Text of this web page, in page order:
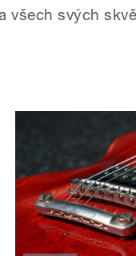
všech svých